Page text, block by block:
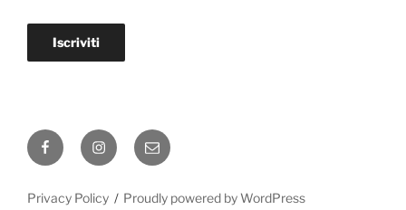
Iscriviti
FacebookInstagramEmail
Privacy Policy Proudly powered by WordPress